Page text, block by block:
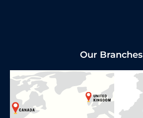
Our Branches